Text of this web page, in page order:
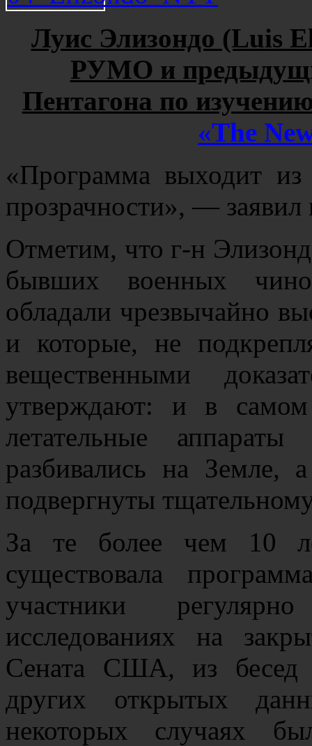
Луис Элизондо (Luis
РУМО и
Пентагона по
«The
«Программа выходит из
прозрачности», —
Отметим, что г-н
бывших военных
обладали чрезвычайно
и которые, не
вещественными
утверждают: и в самом
летательные аппараты
разбивались на
подвергнуты
За те более чем 10
существовала
участники
исследованиях на
Сената США, из бесед
других открытых
некоторых случаях